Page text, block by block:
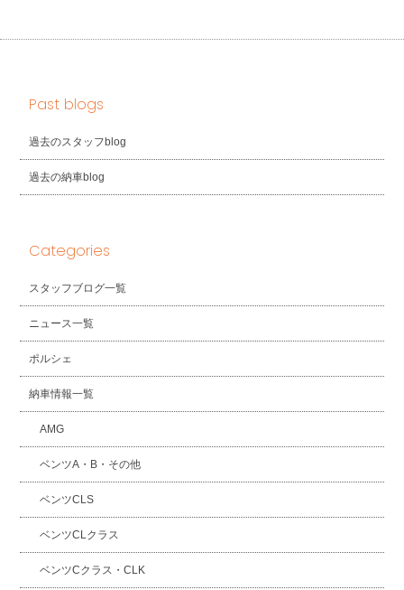
Past blogs
過去のスタッフblog
過去の納車blog
Categories
スタッフブログ一覧
ニュース一覧
ポルシェ
納車情報一覧
AMG
ベンツA・B・その他
ベンツCLS
ベンツCLクラス
ベンツCクラス・CLK